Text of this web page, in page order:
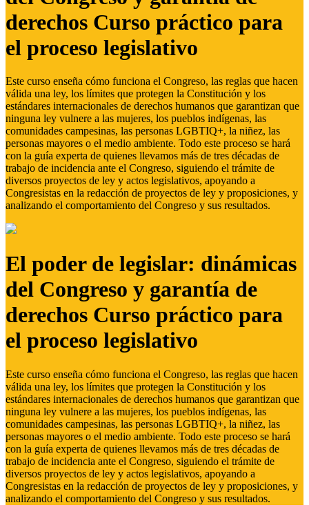
derechos Curso práctico para
el proceso legislativo
Este curso enseña cómo funciona el Congreso, las reglas que hacen
válida una ley, los límites que protegen la Constitución y los
estándares internacionales de derechos humanos que garantizan que
ninguna ley vulnere a las mujeres, los pueblos indígenas, las
comunidades campesinas, las personas LGBTIQ+, la niñez, las
personas mayores o el medio ambiente. Todo este proceso se hará
con la guía experta de quienes llevamos más de tres décadas de
trabajo de incidencia ante el Congreso, siguiendo el trámite de
diversos proyectos de ley y actos legislativos, apoyando a
Congresistas en la redacción de proyectos de ley y proposiciones, y
analizando el comportamiento del Congreso y sus resultados.
El poder de legislar: dinámicas
del Congreso y garantía de
derechos Curso práctico para
el proceso legislativo
Este curso enseña cómo funciona el Congreso, las reglas que hacen
válida una ley, los límites que protegen la Constitución y los
estándares internacionales de derechos humanos que garantizan que
ninguna ley vulnere a las mujeres, los pueblos indígenas, las
comunidades campesinas, las personas LGBTIQ+, la niñez, las
personas mayores o el medio ambiente. Todo este proceso se hará
con la guía experta de quienes llevamos más de tres décadas de
trabajo de incidencia ante el Congreso, siguiendo el trámite de
diversos proyectos de ley y actos legislativos, apoyando a
Congresistas en la redacción de proyectos de ley y proposiciones, y
analizando el comportamiento del Congreso y sus resultados.